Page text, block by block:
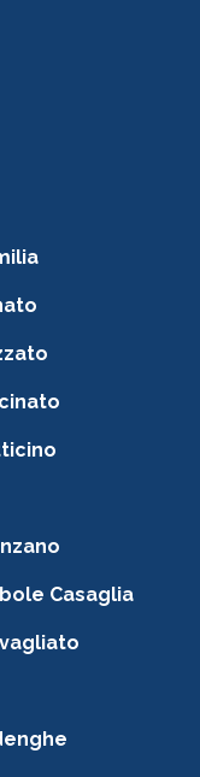
Casaglia